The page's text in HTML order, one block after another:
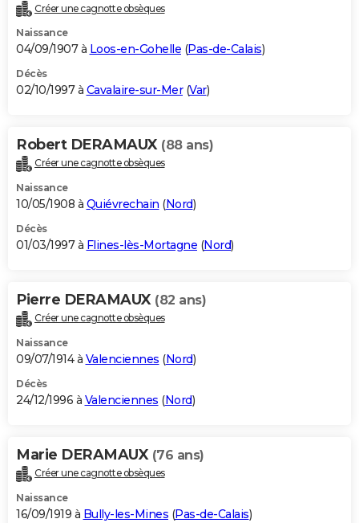
Créer une cagnotte obsèques
Naissance
04/09/1907 à Loos-en-Gohelle (Pas-de-Calais)
Décès
02/10/1997 à Cavalaire-sur-Mer(Var)
Robert DERAMAUX (88 ans)
Créer une cagnotte obsèques
Naissance
10/05/1908 à Quiévrechain (Nord)
Décès
01/03/1997 à Flines-lès-Mortagne (Nord)
Pierre DERAMAUX (82 ans)
Créer une cagnotte obsèques
Naissance
09/07/1914 à Valenciennes (Nord)
Décès
24/12/1996 à Valenciennes (Nord)
Marie DERAMAUX (76 ans)
Créer une cagnotte obsèques
Naissance
16/09/1919 à Bully-les-Mines (Pas-de-Calais)